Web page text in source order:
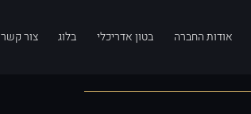
אודות החברה בטון אדריכלי בלוג צור קשר